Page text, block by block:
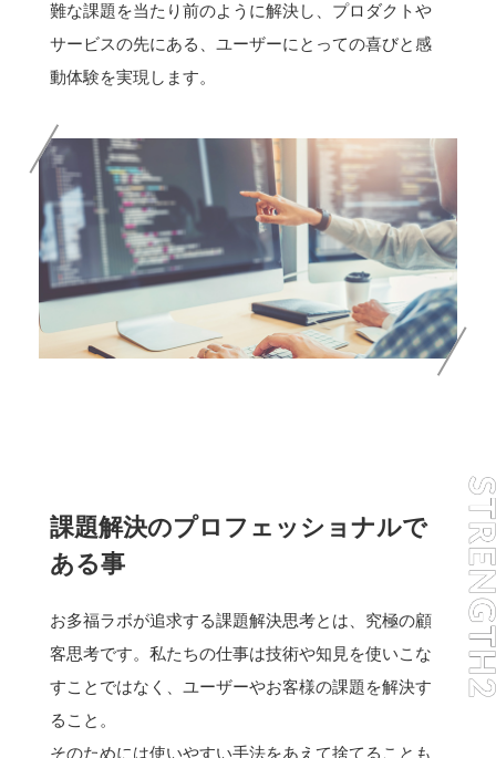
難な課題を当たり前のように解決し、プロダクトや
サービスの先にある、ユーザーにとっての喜びと感
動体験を実現します。
課題解決のプロフェッショナルで
ある事
お多福ラボが追求する課題解決思考とは、究極の顧
客思考です。私たちの仕事は技術や知見を使いこな
すことではなく、ユーザーやお客様の課題を解決す
ること。
そのためには使いやすい手法をあえて捨てることも